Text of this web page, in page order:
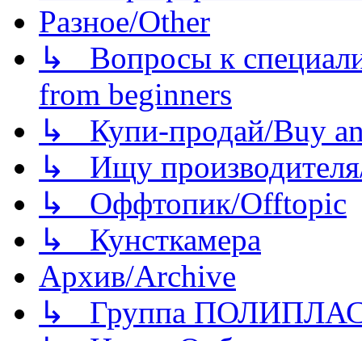
Разное/Other
↳ Вопросы к
from beginners
↳ Купи-продай/Buy
↳ Ищу
↳ Оффтопик/Offtopic
↳ Кунсткамера
Архив/Archive
↳ Группа